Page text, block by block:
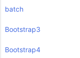
batch
Bootstrap3
Bootstrap4